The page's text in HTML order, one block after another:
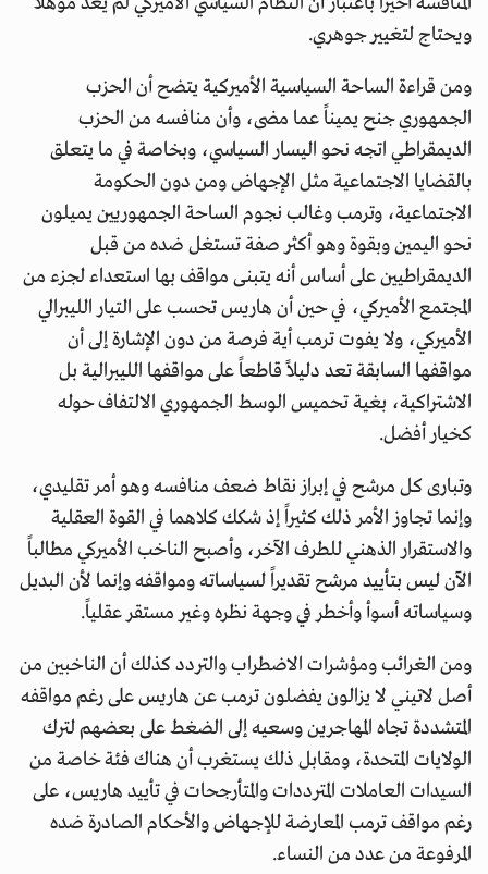
ويحتاج لتغيير جوهري.
ومن قراءة الساحة السياسية الأميركية يتضح أن الحزب
الجمهوري جنح يميناً عما مضى، وأن منافسه من الحزب
الديمقراطي اتجه نحو اليسار السياسي، وبخاصة في ما يتعلق
بالقضايا الاجتماعية مثل الإجهاض ومن دون الحكومة
الاجتماعية، وترمب وغالب نجوم الساحة الجمهوريين يميلون
نحو اليمين وبقوة وهو أكثر صفة تستغل ضده من قبل
الديمقراطيين على أساس أنه يتبنى مواقف بها استعداء لجزء من
المجتمع الأميركي، في حين أن هاريس تحسب على التيار الليبرالي
الأميركي، ولا يفوت ترمب أية فرصة من دون الإشارة إلى أن
مواقفها السابقة تعد دليلاً قاطعاً على مواقفها الليبرالية بل
الاشتراكية، بغية تحميس الوسط الجمهوري الالتفاف حوله
كخيار أفضل.
وتبارى كل مرشح في إبراز نقاط ضعف منافسه وهو أمر تقليدي،
وإنما تجاوز الأمر ذلك كثيراً إذ شكك كلاهما في القوة العقلية
والاستقرار الذهني للطرف الآخر، وأصبح الناخب الأميركي مطالباً
الآن ليس بتأييد مرشح تقديراً لسياساته ومواقفه وإنما لأن البديل
وسياساته أسوأ وأخطر في وجهة نظره وغير مستقر عقلياً.
ومن الغرائب ومؤشرات الاضطراب والتردد كذلك أن الناخبين من
أصل لاتيني لا يزالون يفضلون ترمب عن هاريس على رغم مواقفه
المتشددة تجاه المهاجرين وسعيه إلى الضغط على بعضهم لترك
الولايات المتحدة، ومقابل ذلك يستغرب أن هناك فئة خاصة من
السيدات العاملات المترددات والمتأرجحات في تأييد هاريس، على
رغم مواقف ترمب المعارضة للإجهاض والأحكام الصادرة ضده
المرفوعة من عدد من النساء.